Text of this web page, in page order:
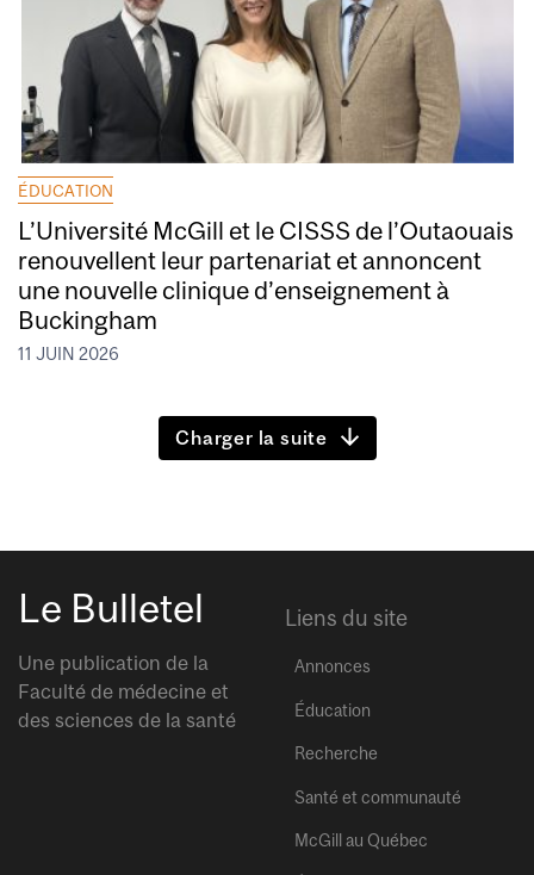
ÉDUCATION
L’Université McGill et le CISSS de l’Outaouais
renouvellent leur partenariat et annoncent
une nouvelle clinique d’enseignement à
Buckingham
11 JUIN 2026
Charger la suite
Le Bulletel
Une publication de la
Faculté de médecine et
des sciences de la santé
Liens du site
Annonces
Éducation
Recherche
Santé et communauté
McGill au Québec